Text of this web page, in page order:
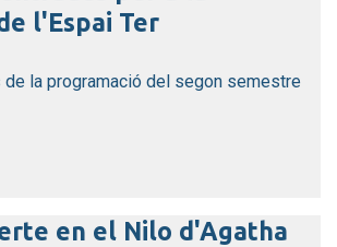
l'Espai Ter
la programació del segon semestre
en el Nilo d'Agatha